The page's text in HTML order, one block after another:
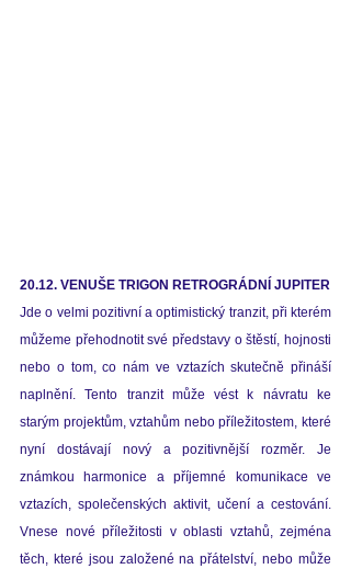
20.12. VENUŠE TRIGON RETROGRÁDNÍ JUPITER
Jde o velmi pozitivní a optimistický tranzit, při kterém
můžeme přehodnotit své představy o štěstí, hojnosti
nebo o tom, co nám ve vztazích skutečně přináší
naplnění. Tento tranzit může vést k návratu ke
starým projektům, vztahům nebo příležitostem, které
nyní dostávají nový a pozitivnější rozměr. Je
známkou harmonice a příjemné komunikace ve
vztazích, společenských aktivit, učení a cestování.
Vnese nové příležitosti v oblasti vztahů, zejména
těch, které jsou založené na přátelství, nebo může